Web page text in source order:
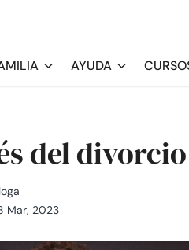
AYUDA
del divorcio
Mar, 2023